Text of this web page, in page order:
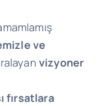
ve
vizyoner
fırsatlara